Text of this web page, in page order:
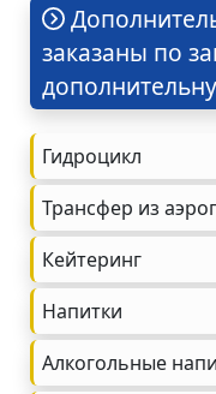
заказаны по
Гидроцикл
Трансфер из
Кейтеринг
Напитки
Алкогольные